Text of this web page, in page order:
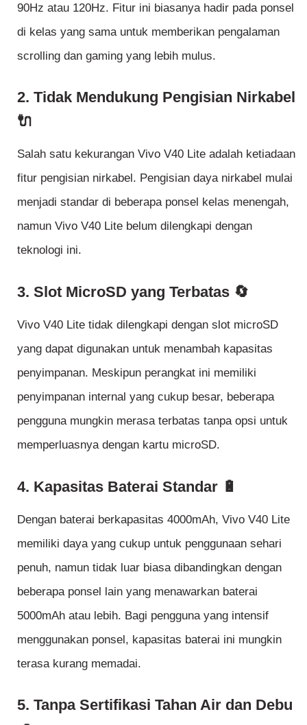
90Hz atau 120Hz. Fitur ini biasanya hadir pada ponsel
di kelas yang sama untuk memberikan pengalaman
scrolling dan gaming yang lebih mulus.
2. Tidak Mendukung Pengisian Nirkabel
🔌
Salah satu kekurangan Vivo V40 Lite adalah ketiadaan
fitur pengisian nirkabel. Pengisian daya nirkabel mulai
menjadi standar di beberapa ponsel kelas menengah,
namun Vivo V40 Lite belum dilengkapi dengan
teknologi ini.
3. Slot MicroSD yang Terbatas 🔄
Vivo V40 Lite tidak dilengkapi dengan slot microSD
yang dapat digunakan untuk menambah kapasitas
penyimpanan. Meskipun perangkat ini memiliki
penyimpanan internal yang cukup besar, beberapa
pengguna mungkin merasa terbatas tanpa opsi untuk
memperluasnya dengan kartu microSD.
4. Kapasitas Baterai Standar 🔋
Dengan baterai berkapasitas 4000mAh, Vivo V40 Lite
memiliki daya yang cukup untuk penggunaan sehari
penuh, namun tidak luar biasa dibandingkan dengan
beberapa ponsel lain yang menawarkan baterai
5000mAh atau lebih. Bagi pengguna yang intensif
menggunakan ponsel, kapasitas baterai ini mungkin
terasa kurang memadai.
5. Tanpa Sertifikasi Tahan Air dan Debu